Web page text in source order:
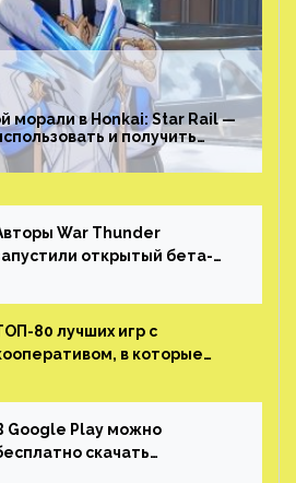
морали в Honkai: Star Rail —
и получить
War Thunder
открытый бета-
и скриншоты
80 лучших игр с
в которые
MMO)
Google Play можно
скачать